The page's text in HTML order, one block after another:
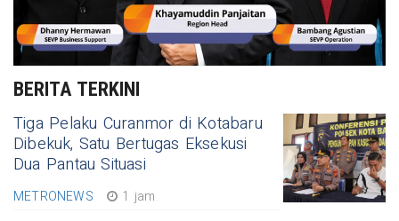
BERITA TERKINI
Tiga Pelaku Curanmor di Kotabaru
Dibekuk, Satu Bertugas Eksekusi
Dua Pantau Situasi
METRONEWS 1 jam